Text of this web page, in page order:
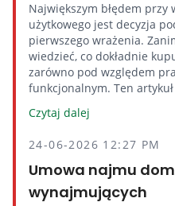
Największym błędem
użytkowego jest decyzja
pierwszego wrażenia.
wiedzieć, co dokładnie
zarówno pod względem
funkcjonalnym. Ten
Czytaj dalej
24-06-2026 12:27 PM
Umowa najmu
wynajmujących